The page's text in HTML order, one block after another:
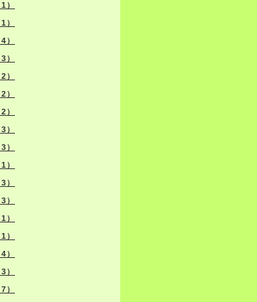
）
）
）
）
）
）
）
）
）
）
）
）
）
）
）
）
）